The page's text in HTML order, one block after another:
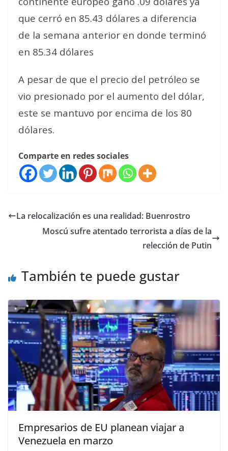
que cerró en 85.43 dólares a diferencia
de la semana anterior en donde terminó
en 85.34 dólares
A pesar de que el precio del petróleo se
vio presionado por el aumento del dólar,
este se mantuvo por encima de los 80
dólares.
Comparte en redes sociales
La relocalización es una realidad: Buenrostro
Moscú sufre atentado terrorista a días de la
relección de Putin
También te puede gustar
Empresarios de EU planean viajar a
Venezuela en marzo